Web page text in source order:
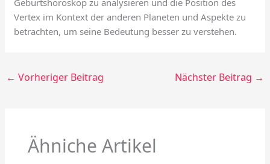
Geburtshoroskop zu analysieren und die Position des
Vertex im Kontext der anderen Planeten und Aspekte zu
betrachten, um seine Bedeutung besser zu verstehen.
← Vorheriger Beitrag Nächster Beitrag →
Ähniche Artikel